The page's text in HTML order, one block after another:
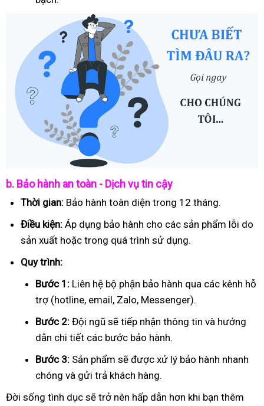
b. Bảo hành an toàn - Dịch vụ tin cậy
Thời gian: Bảo hành toàn diện trong 12 tháng.
Điều kiện: Áp dụng bảo hành cho các sản phẩm lỗi do
sản xuất hoặc trong quá trình sử dụng.
Quy trình:
Bước 1: Liên hệ bộ phận bảo hành qua các kênh hỗ
trợ (hotline, email, Zalo, Messenger).
Bước 2: Đội ngũ sẽ tiếp nhận thông tin và hướng
dẫn chi tiết các bước bảo hành.
Bước 3: Sản phẩm sẽ được xử lý bảo hành nhanh
chóng và gửi trả khách hàng.
Đời sống tình dục sẽ trở nên hấp dẫn hơn khi bạn thêm